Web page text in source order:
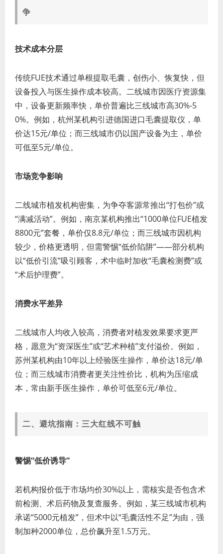
争
技术成本分层
传统FUE技术通过单根提取毛囊，创伤小、恢复快，但
设备投入与医生操作成本较高。二线城市因医疗资源集
中，设备更新频率快，单价普遍比三线城市高30%-5
0%。例如，杭州某机构引进德国进口毛囊提取仪，单
价达15元/单位；而三线城市仍以国产设备为主，单价
可低至5元/单位。
市场竞争影响
二线城市植发机构密集，为争夺客源常推出“打包价”或
“满减活动”。例如，南京某机构推出“1000单位FUE植发
8800元”套餐，单价仅8.8元/单位；而三线城市因机构
较少，价格更透明，但需警惕“低价陷阱”——部分机构
以“低价引流”吸引顾客，术中临时加收“毛囊检测费”或
“术后护理费”。
消费水平差异
二线城市人均收入较高，消费者对植发效果要求更严
格，愿意为“资深医生”或“艺术种植”支付溢价。例如，
苏州某机构由10年以上经验医生操作，单价达18元/单
位；而三线城市消费者更关注性价比，机构为压缩成
本，常由新手医生操作，单价可低至6元/单位。
二、避坑指南：三大红线不可触
警惕“低价诱导”
若机构报价低于市场均价30%以上，需核实是否包含术
前检测、术后药物及复查服务。例如，某三线城市机构
承诺“5000元植发”，但术中以“毛囊活性不足”为由，强
制加种2000单位，总价飙升至1.5万元。